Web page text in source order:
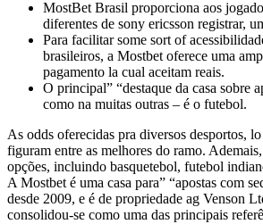
MostBet Brasil proporciona aos
diferentes de sony ericsson registrar,
Para facilitar some sort of
brasileiros, a Mostbet oferece uma
pagamento la cual aceitam reais.
O principal” “destaque da casa sobre
como na muitas outras – é o futebol.
As odds oferecidas pra diversos desportos,
figuram entre as melhores do ramo.
opções, incluindo basquetebol, futebol
A Mostbet é uma casa para” “apostas com
desde 2009, e é de propriedade ag Venson
consolidou-se como uma das principais